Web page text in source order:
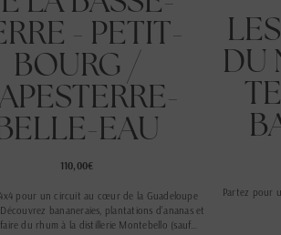
- PETIT-
BOURG /
EAU
110,00€
pour un circuit au cœur de la Guadeloupe
bananeraies, plantations d’ananas et
du rhum à la distillerie Montebello (sauf
DU
Partez pour